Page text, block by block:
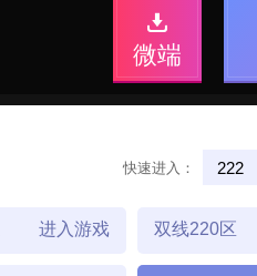
微端
快速进入：
进入游戏 双线220区